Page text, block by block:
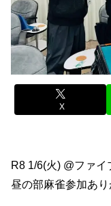
X
R8 1/6(火) @ファ
昼の部麻雀参加あり